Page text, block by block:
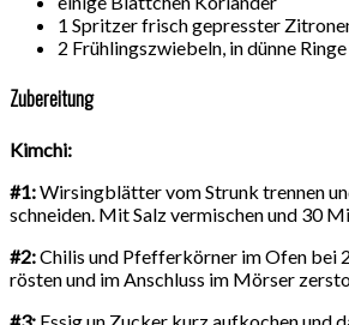
1 Spritzer frisch gepresster
2 Frühlingszwiebeln, in dünne
Zubereitung
Kimchi:
#1:Wirsingblätter vom Strunk trennen
schneiden. Mit Salz vermischen und 30
#2:Chilis und Pfefferkörner im Ofen bei
rösten und im Anschluss im Mörser